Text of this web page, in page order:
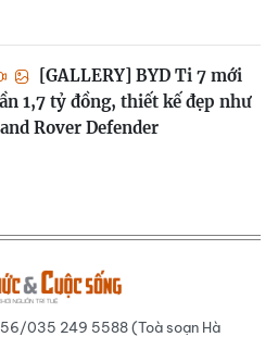
[GALLERY] BYD Ti 7 mới
1,7 tỷ đồng, thiết kế đẹp như
Rover Defender
035 249 5588 (Toà soạn Hà